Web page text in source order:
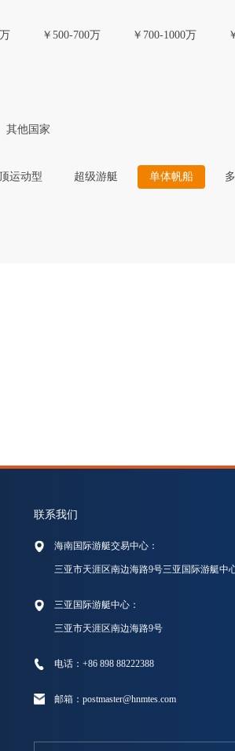
￥500-700万 ￥700-1000万
其他国家
运动型 超级游艇 单体帆船
联系我们
海南国际游艇交易中心：
三亚市天涯区南边海路9号三亚国际游艇中
三亚国际游艇中心：
三亚市天涯区南边海路9号
电话：+86 898 88222388
邮箱：postmaster@hnmtes.com